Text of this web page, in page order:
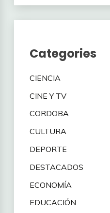
Categories
CIENCIA
CINE Y TV
CORDOBA
CULTURA
DEPORTE
DESTACADOS
ECONOMÍA
EDUCACIÓN